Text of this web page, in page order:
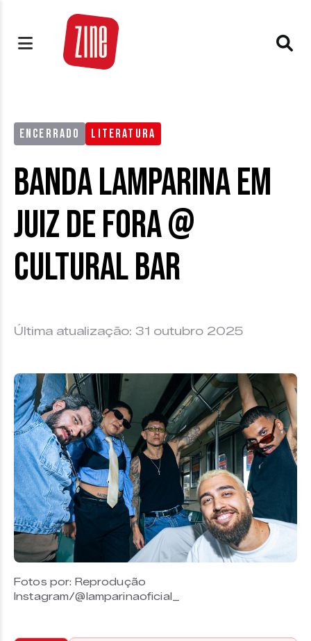
ENCERRADO LITERATURA
Banda Lamparina em
Juiz de Fora @
Cultural Bar
Última atualização: 31 outubro 2025
Fotos por: Reprodução
Instagram/@lamparinaoficial_